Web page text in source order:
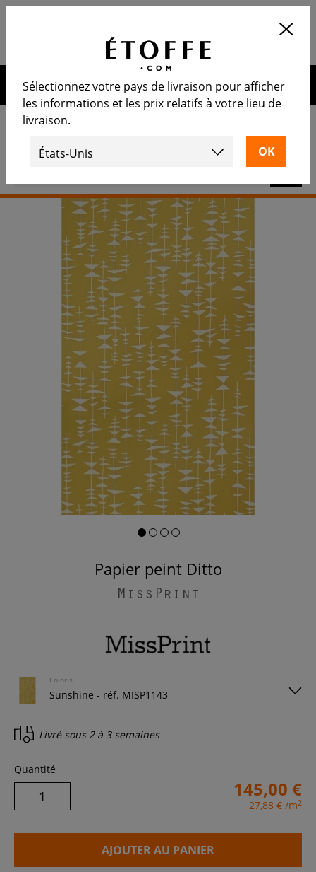
Calculez le nombre de rouleaux
nécessaire
OUVRIR
inscrivant à notre newsletter
Papier peint Ditto
MissPrint
Coloris
Livré sous 2 à 3 semaines
Quantité
145,00 €
27,88 € /m2
AJOUTER AU PANIER
Sélectionnez votre pays de livraison pour afficher
les informations et les prix relatifs à votre lieu de
livraison.